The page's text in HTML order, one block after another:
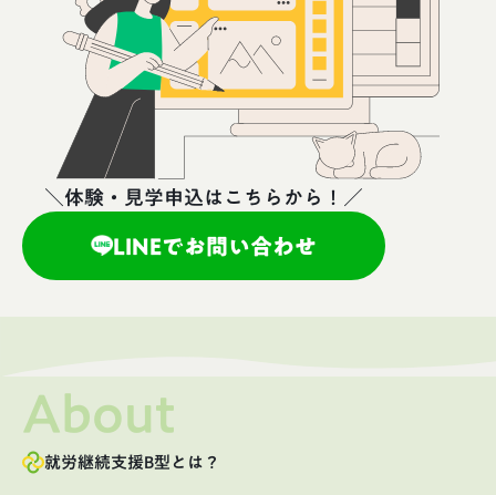
＼体験・見学申込はこちらから！／
LINEでお問い合わせ
About
就労継続支援B型とは？